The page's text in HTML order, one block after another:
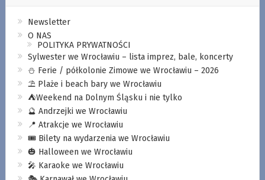
Newsletter
O NAS
POLITYKA PRYWATNOŚCI
Sylwester we Wrocławiu – lista imprez, bale, koncerty
⛄️ Ferie / półkolonie Zimowe we Wrocławiu – 2026
⛱️ Plaże i beach bary we Wrocławiu
⛺️Weekend na Dolnym Śląsku i nie tylko
🔮 Andrzejki we Wrocławiu
📍 Atrakcje we Wrocławiu
🎟️ Bilety na wydarzenia we Wrocławiu
🎃 Halloween we Wrocławiu
🎤 Karaoke we Wrocławiu